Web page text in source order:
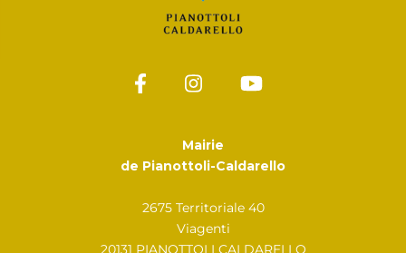
Mairie
de Pianottoli-Caldarello
2675 Territoriale 40
Viagenti
20131 PIANOTTOLI CALDARELLO